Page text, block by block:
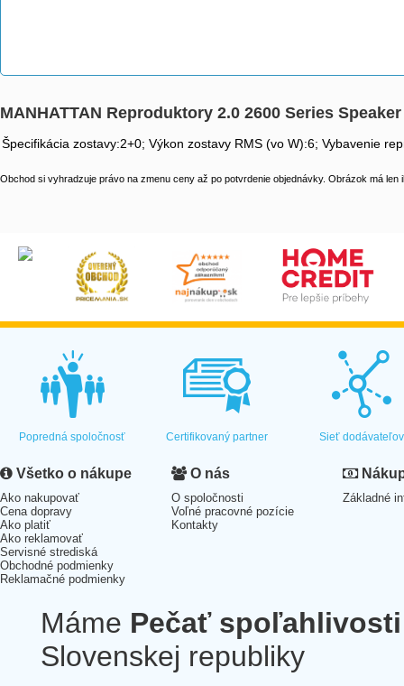
MANHATTAN Reproduktory 2.0 2600 Series
Špecifikácia zostavy:2+0; Výkon zostavy RMS (vo W):6; Vybavenie
Obchod si vyhradzuje právo na zmenu ceny až po potvrdenie objednávky. Obrázok má len
Popredná spoločnosť Certifikovaný partner Sieť dodávateľov
Všetko o nákupe
Ako nakupovať
Cena dopravy
Ako platiť
Ako reklamovať
Servisné strediská
Obchodné podmienky
Reklamačné podmienky
O nás
O spoločnosti
Voľné pracovné pozície
Kontakty
Základné
Máme Pečať spoľahlivosti
Slovenskej republiky